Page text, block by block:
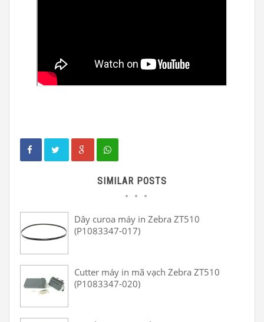
SIMILAR POSTS
Dây curoa máy in Zebra ZT510
(P1083347-017)
Cutter máy in mã vạch Zebra ZT510
(P1083347-020)